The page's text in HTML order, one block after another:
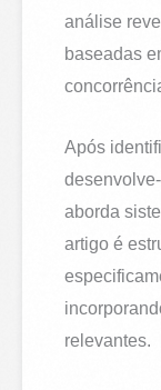
análise
baseadas
Após
aborda
artigo é
relevantes.